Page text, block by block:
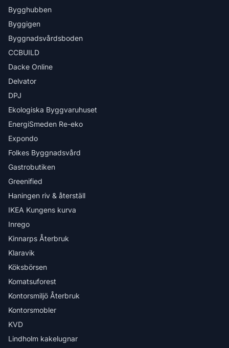
Bygghubben
Byggigen
Byggnadsvårdsboden
CCBUILD
Dacke Online
Delvator
DPJ
Ekologiska Byggvaruhuset
EnergiSmeden Re-eko
Expondo
Folkes Byggnadsvård
Gastrobutiken
Greenified
Haningen riv & återställ
IKEA Kungens kurva
Inrego
Kinnarps Återbruk
Klaravik
Köksbörsen
Komatsuforest
Kontorsmiljö Återbruk
Kontorsmobler
KVD
Lindholm kakelugnar